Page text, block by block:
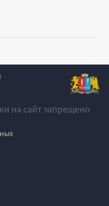
на сайт запрещено